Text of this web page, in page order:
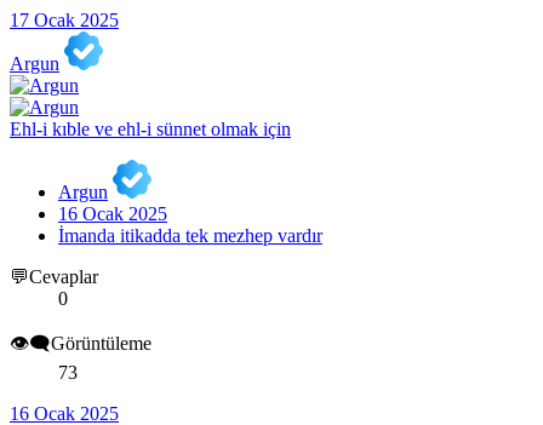
17 Ocak 2025
Argun
Ehl-i kıble ve ehl-i sünnet olmak için
Argun
16 Ocak 2025
İmanda itikadda tek mezhep vardır
💬Cevaplar
0
👁️‍🗨️Görüntüleme
73
16 Ocak 2025